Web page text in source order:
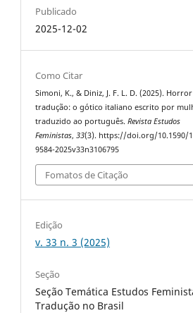
Publicado
2025-12-02
Como Citar
Simoni, K., & Diniz, J. F. L. D. (2025).
tradução: o gótico italiano escrito por
traduzido ao português.Revista Estudos
Feministas,33(3). https://doi.org/10.1590/
9584-2025v33n3106795
Fomatos de Citação
Edição
v. 33 n. 3 (2025)
Seção
Seção Temática Estudos
Tradução no Brasil